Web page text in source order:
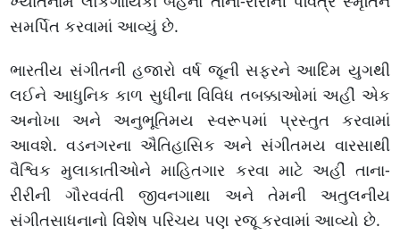
સમર્પિત કરવામાં આવ્યું છે.
ભારતીય સંગીતની હજારો વર્ષ જૂની સફરને આદિમ યુગથી
લઈને આધુનિક કાળ સુધીના વિવિધ તબક્કાઓમાં અહીં એક
અનોખા અને અનુભૂતિમય સ્વરૂપમાં પ્રસ્તુત કરવામાં
આવશે. વડનગરના ઐતિહાસિક અને સંગીતમય વારસાથી
વૈશ્વિક મુલાકાતીઓને માહિતગાર કરવા માટે અહીં તાના-
રીરીની ગૌરવવંતી જીવનગાથા અને તેમની અતુલનીય
સંગીતસાધનાનો વિશેષ પરિચય પણ રજૂ કરવામાં આવ્યો છે.